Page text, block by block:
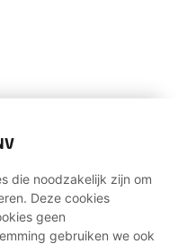
die noodzakelijk zijn om
Deze cookies
geen
gebruiken we ook